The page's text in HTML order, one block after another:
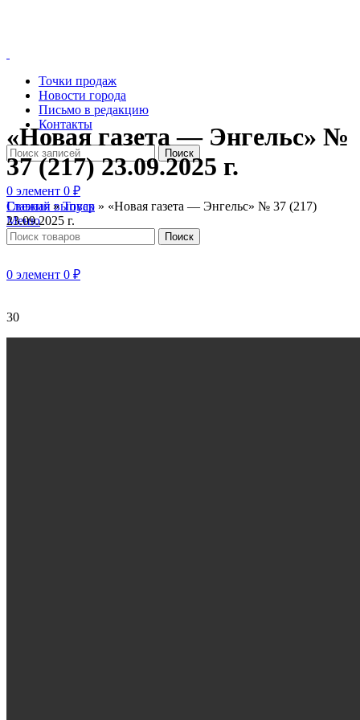
Точки продаж
Новости города
Письмо в редакцию
Контакты
Поиск
0 элемент 0 ₽
Свежий выпуск
Меню
Поиск
0 элемент 0 ₽
«Новая газета — Энгельс» №
37 (217) 23.09.2025 г.
Главная»Товар » «Новая газета — Энгельс» № 37 (217)
23.09.2025 г.
30